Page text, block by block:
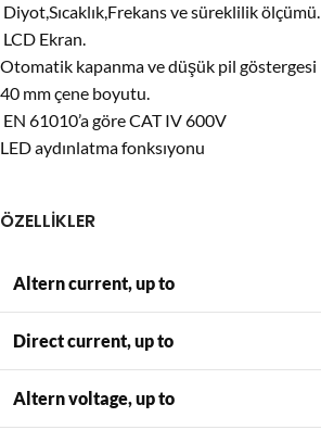
Diyot,Sıcaklık,Frekans ve süreklilik ölçümü.
LCD Ekran.
Otomatik kapanma ve düşük pil göstergesi
40 mm çene boyutu.
EN 61010’a göre CAT IV 600V
LED aydınlatma fonksıyonu
ÖZELLİKLER
Altern current, up to
Direct current, up to
Altern voltage, up to